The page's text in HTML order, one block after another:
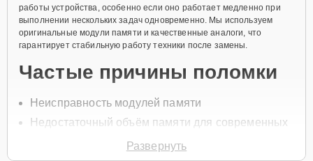
работы устройства, особенно если оно работает медленно при
выполнении нескольких задач одновременно. Мы используем
оригинальные модули памяти и качественные аналоги, что
гарантирует стабильную работу техники после замены.
Частые причины поломки
Неисправность модулей памяти
Недостаточный объём памяти для современных
Перегрев модулей памяти
Развернуть